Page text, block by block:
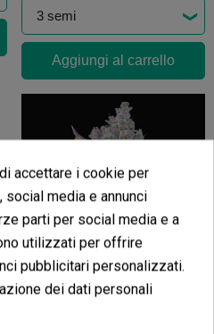
Aggiungi al carrello
Gorilla Cookies Auto
accettare i cookie per
media e annunci
parti per social media e a
utilizzati per offrire
pubblicitari personalizzati.
dei dati personali